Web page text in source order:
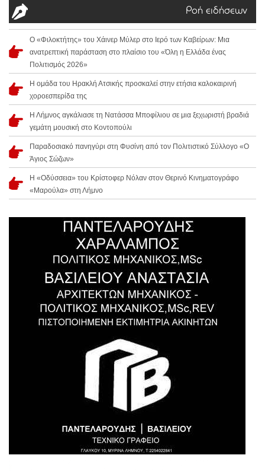
Ροή ειδήσεων
Ο «Φιλοκτήτης» του Χάινερ Μύλερ στο Ιερό των Καβείρων: Μια
ανατρεπτική παράσταση στο πλαίσιο του «Όλη η Ελλάδα ένας
Πολιτισμός 2026»
Η ομάδα του Ηρακλή Ατσικής προσκαλεί στην ετήσια καλοκαιρινή
χοροεσπερίδα της
Η Λήμνος αγκάλιασε τη Νατάσσα Μποφίλιου σε μια ξεχωριστή βραδιά
γεμάτη μουσική στο Κοντοπούλι
Παραδοσιακό πανηγύρι στη Φυσίνη από τον Πολιτιστικό Σύλλογο «Ο
Άγιος Σώζων»
Η «Οδύσσεια» του Κρίστοφερ Νόλαν στον Θερινό Κινηματογράφο
«Μαρούλα» στη Λήμνο